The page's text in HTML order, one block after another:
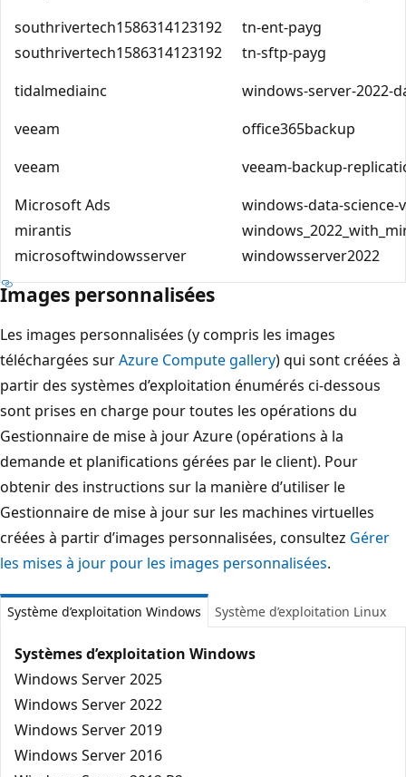
southrivertech1586314123192
tn-ent-payg
southrivertech1586314123192
tn-sftp-payg
tidalmediainc
windows-server-2022-
veeam
office365backup
veeam
veeam-backup-
Microsoft Ads
windows-data-science-
mirantis
microsoftwindowsserver
windowsserver2022
Images personnalisées
Les images personnalisées (y compris les images
téléchargées surAzure Compute gallery) qui sont créées à
partir des systèmes d’exploitation énumérés ci-dessous
sont prises en charge pour toutes les opérations du
Gestionnaire de mise à jour Azure (opérations à la
demande et planifications gérées par le client). Pour
obtenir des instructions sur la manière d’utiliser le
Gestionnaire de mise à jour sur les machines virtuelles
créées à partir d’images personnalisées, consultez Gérer
les mises à jour pour les images personnalisées.
Système d’exploitation Windows Système d’exploitation Linux
Systèmes d’exploitation Windows
Windows Server 2025
Windows Server 2022
Windows Server 2019
Windows Server 2016